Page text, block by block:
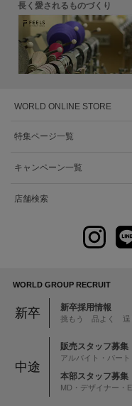
長く愛されるものづくり
WORLD ONLINE STORE
特集ページ一覧
キャンペーン一覧
店舗検索
WORLD GROUP RECRUIT
新卒 新卒採用情報
挑もう 品よく 逞
中途
販売スタッフ募集
アルバイト・パート
本部スタッフ募集
MD・デザイナー・